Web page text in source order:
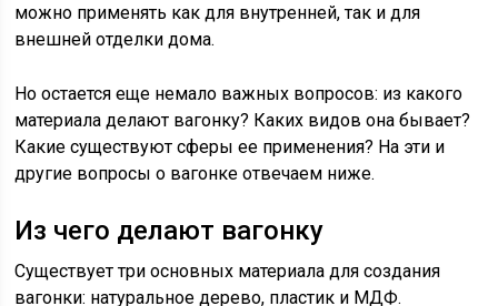
можно применять как для внутренней, так и для
внешней отделки дома.
Но остается еще немало важных вопросов: из какого
материала делают вагонку? Каких видов она бывает?
Какие существуют сферы ее применения? На эти и
другие вопросы о вагонке отвечаем ниже.
Из чего делают вагонку
Существует три основных материала для создания
вагонки: натуральное дерево, пластик и МДФ.